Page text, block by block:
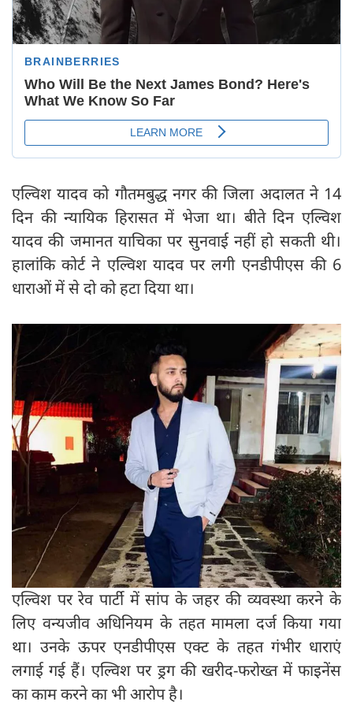
एल्विश यादव को गौतमबुद्ध नगर की जिला अदालत ने 14
दिन की न्यायिक हिरासत में भेजा था। बीते दिन एल्विश
यादव की जमानत याचिका पर सुनवाई नहीं हो सकती थी।
हालांकि कोर्ट ने एल्विश यादव पर लगी एनडीपीएस की 6
धाराओं में से दो को हटा दिया था।
एल्विश पर रेव पार्टी में सांप के जहर की व्यवस्था करने के
लिए वन्यजीव अधिनियम के तहत मामला दर्ज किया गया
था। उनके ऊपर एनडीपीएस एक्ट के तहत गंभीर धाराएं
लगाई गई हैं। एल्विश पर ड्रग की खरीद-फरोख्त में फाइनेंस
का काम करने का भी आरोप है।